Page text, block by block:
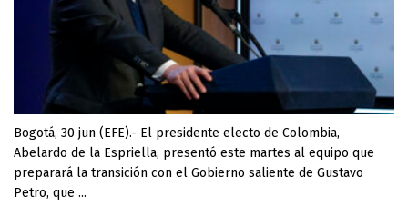
Bogotá, 30 jun (EFE).- El presidente electo de Colombia,
Abelardo de la Espriella, presentó este martes al equipo que
preparará la transición con el Gobierno saliente de Gustavo
Petro, que ...